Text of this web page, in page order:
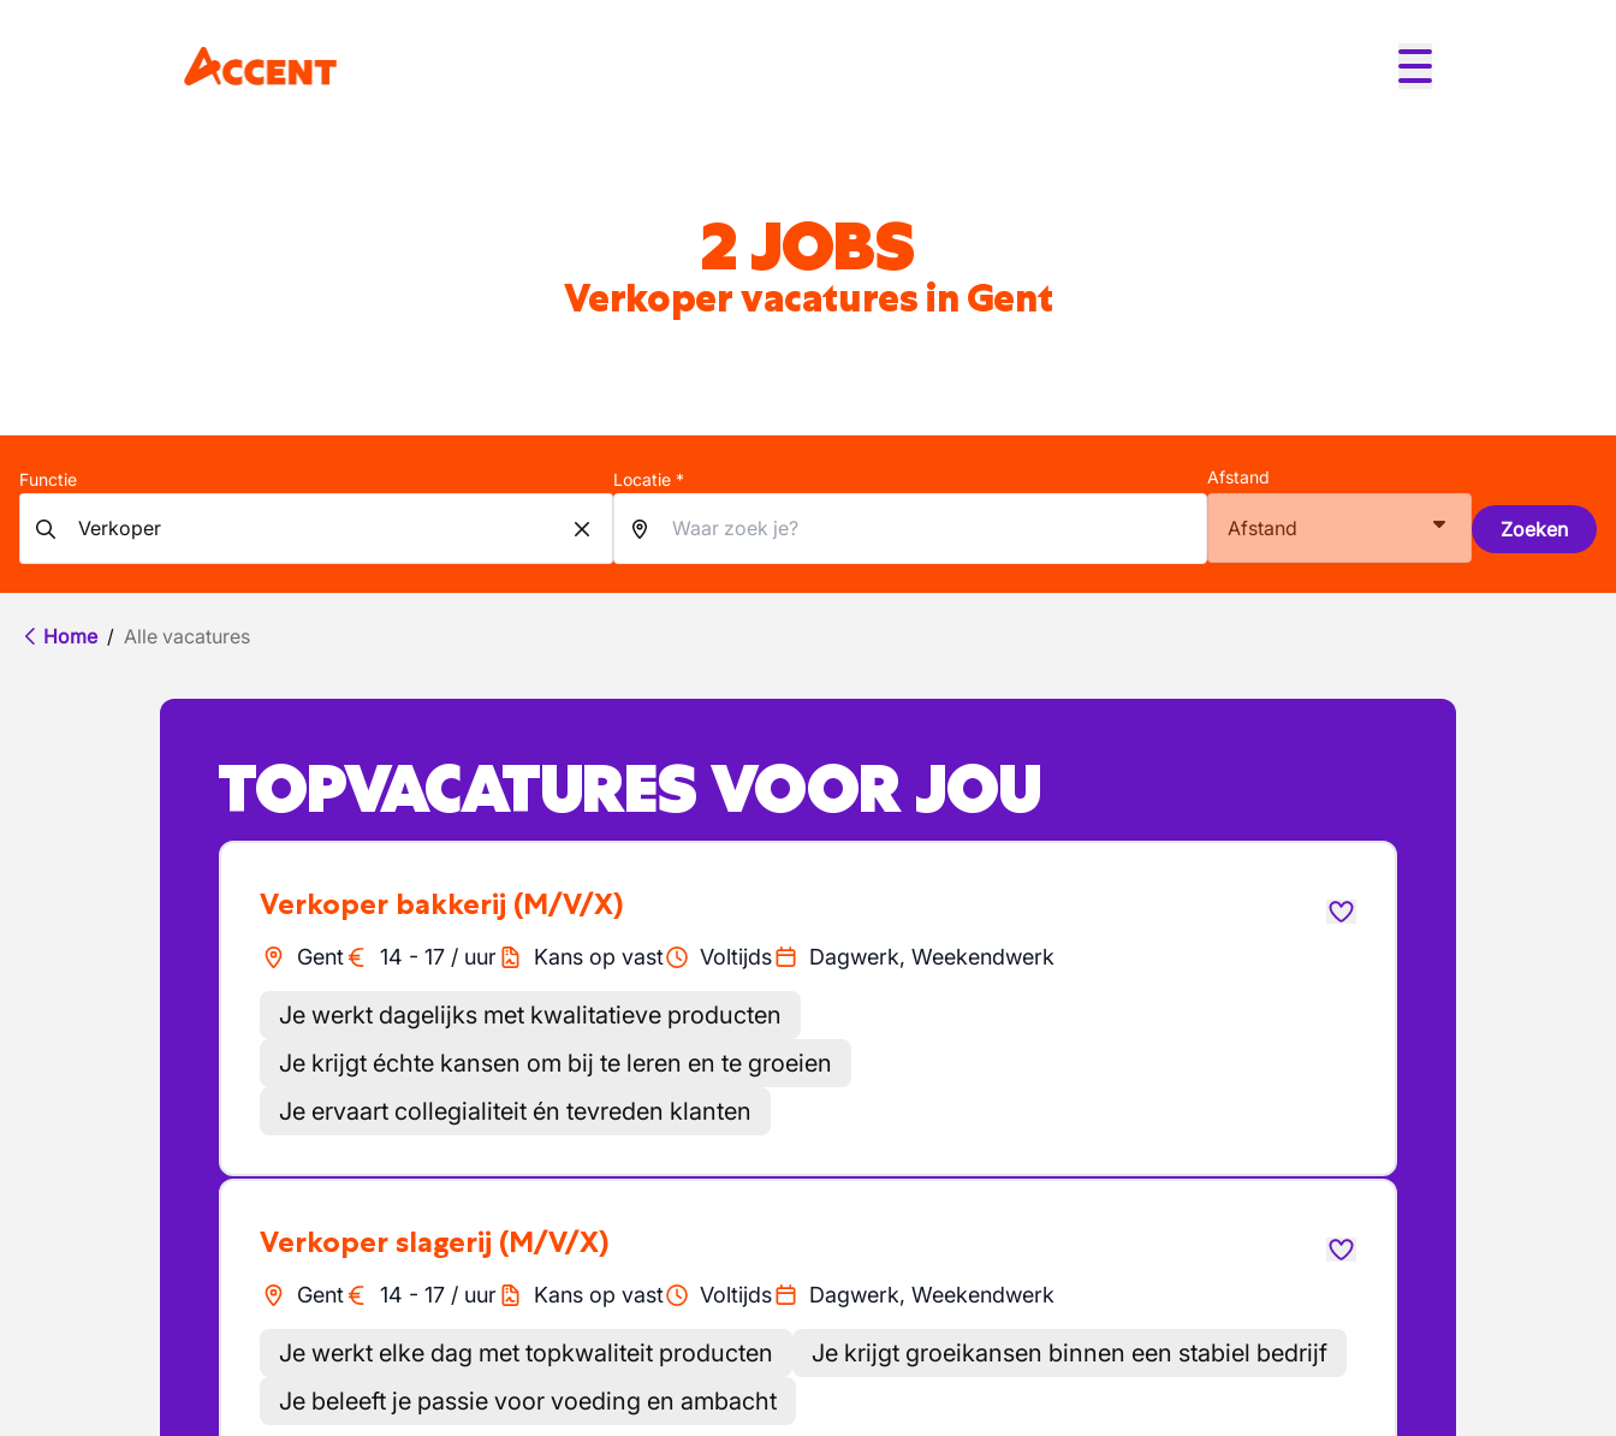
2 JOBS
Verkoper vacatures in Gent
Functie Locatie * Afstand
Afstand Zoeken
Home / Alle vacatures
TOPVACATURES VOOR JOU
Verkoper bakkerij (M/V/X)
Gent 14 - 17 / uur Kans op vast Voltijds Dagwerk, Weekendwerk
Je werkt dagelijks met kwalitatieve producten
Je krijgt échte kansen om bij te leren en te groeien
Je ervaart collegialiteit én tevreden klanten
Verkoper slagerij (M/V/X)
Gent 14 - 17 / uur Kans op vast Voltijds Dagwerk, Weekendwerk
Je werkt elke dag met topkwaliteit producten
Je krijgt groeikansen binnen een stabiel bedrijf
Je beleeft je passie voor voeding en ambacht